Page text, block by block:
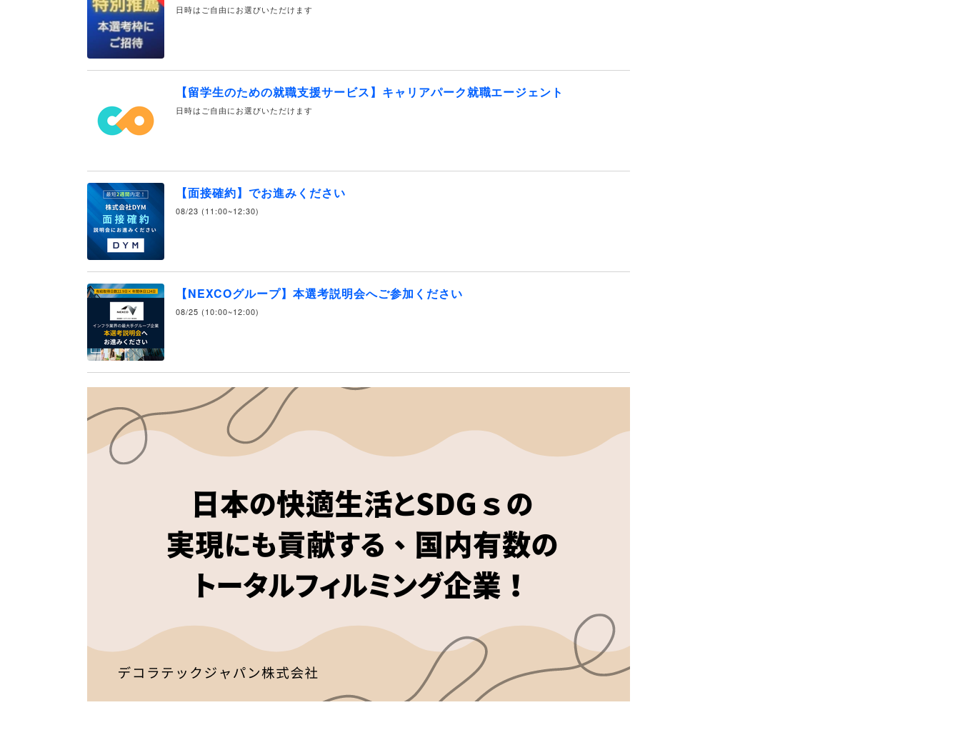
日時はご自由にお選びいただけます
【留学生のための就職支援サービス】キャリアパーク就職エージェント
日時はご自由にお選びいただけます
【面接確約】でお進みください
08/23 (11:00~12:30)
【NEXCOグループ】本選考説明会へご参加ください
08/25 (10:00~12:00)